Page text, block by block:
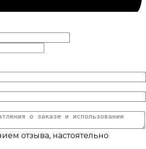
отзыва, настоятельно